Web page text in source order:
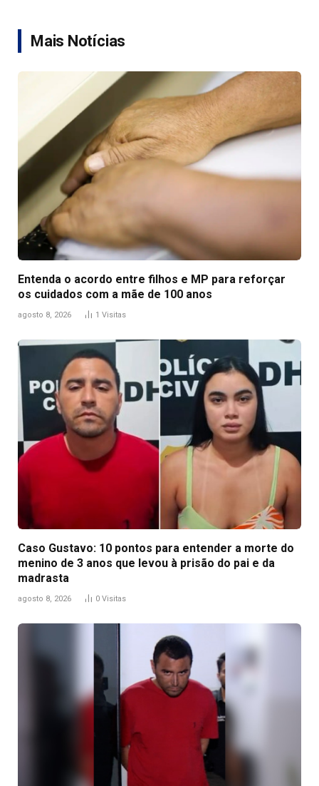
Mais Notícias
Entenda o acordo entre filhos e MP para reforçar
os cuidados com a mãe de 100 anos
agosto 8, 2026 1 Visitas
Caso Gustavo: 10 pontos para entender a morte do
menino de 3 anos que levou à prisão do pai e da
madrasta
agosto 8, 2026 0 Visitas